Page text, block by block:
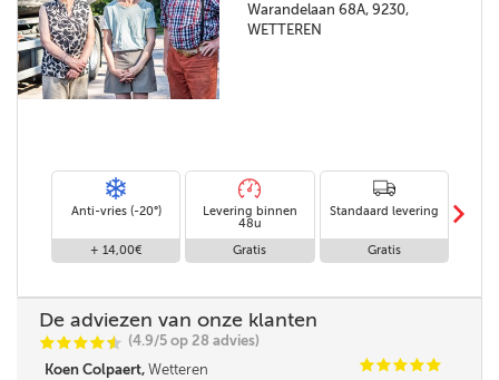
Warandelaan 68A, 9230,
WETTEREN
Anti-vries (-20°)
+ 14,00€
Levering binnen
48u
Gratis
Standaard levering
Gratis
m
De adviezen van onze klanten
CCCCi
@ (4.9/5 op 28 advies)
Koen Colpaert, Wetteren CCCCC